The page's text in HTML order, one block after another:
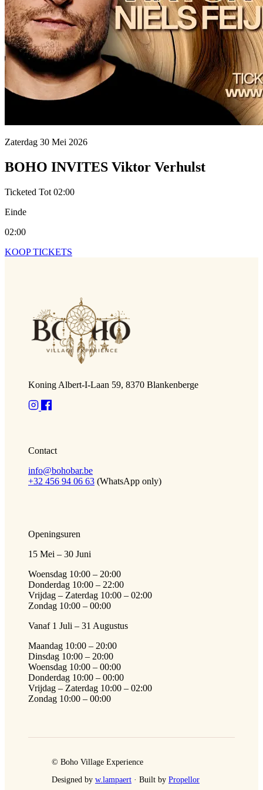
Zaterdag 30 Mei 2026
BOHO INVITES Viktor Verhulst
Ticketed Tot 02:00
Einde
02:00
KOOP TICKETS
Koning Albert-I-Laan 59, 8370 Blankenberge
Contact
info@bohobar.be
+32 456 94 06 63 (WhatsApp only)
Openingsuren
15 Mei – 30 Juni
Woensdag 10:00 – 20:00
Donderdag 10:00 – 22:00
Vrijdag – Zaterdag 10:00 – 02:00
Zondag 10:00 – 00:00
Vanaf 1 Juli – 31 Augustus
Maandag 10:00 – 20:00
Dinsdag 10:00 – 20:00
Woensdag 10:00 – 00:00
Donderdag 10:00 – 00:00
Vrijdag – Zaterdag 10:00 – 02:00
Zondag 10:00 – 00:00
© Boho Village Experience
Designed by w.lampaert · Built by Propellor